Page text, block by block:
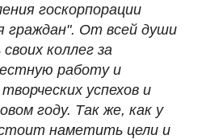
госкорпорации
граждан". От всей души
коллег за
работу и
успехов и
году. Так же, как у
стоит наметить цели и